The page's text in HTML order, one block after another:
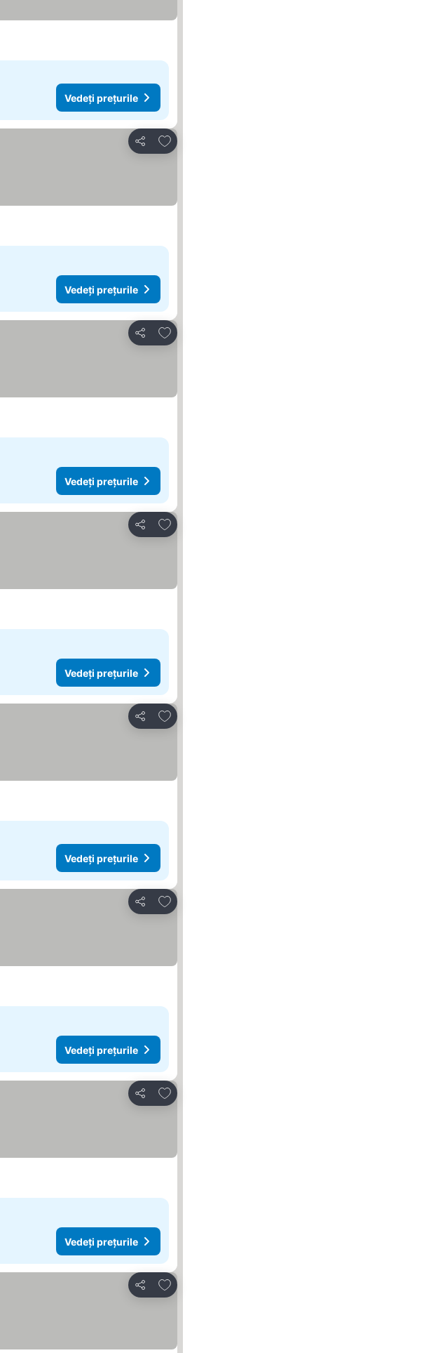
Vedeți prețurile
Distribuiți
Adăugaţi la favorite
Vedeți prețurile
Distribuiți
Adăugaţi la favorite
Vedeți prețurile
Distribuiți
Adăugaţi la favorite
Vedeți prețurile
Distribuiți
Adăugaţi la favorite
Vedeți prețurile
Distribuiți
Adăugaţi la favorite
Vedeți prețurile
Distribuiți
Adăugaţi la favorite
Vedeți prețurile
Distribuiți
Adăugaţi la favorite